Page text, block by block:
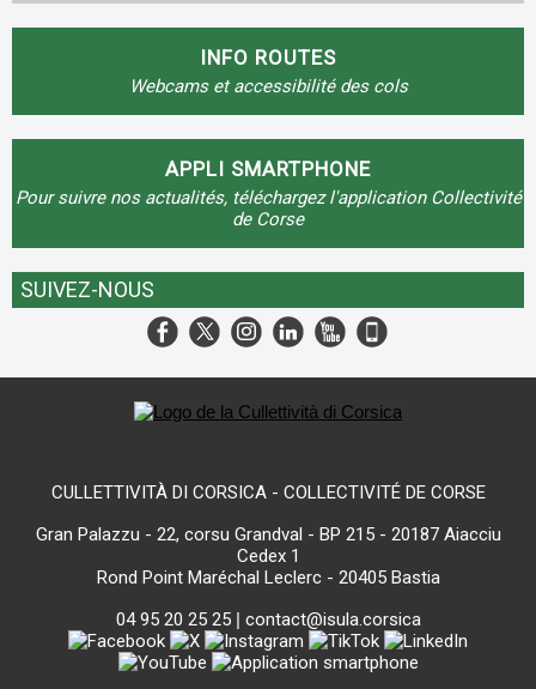
INFO ROUTES
Webcams et accessibilité des cols
APPLI SMARTPHONE
Pour suivre nos actualités, téléchargez l'application Collectivité
de Corse
SUIVEZ-NOUS
CULLETTIVITÀ DI CORSICA - COLLECTIVITÉ DE CORSE
Gran Palazzu - 22, corsu Grandval - BP 215 - 20187 Aiacciu
Cedex 1
Rond Point Maréchal Leclerc - 20405 Bastia
04 95 20 25 25| contact@isula.corsica